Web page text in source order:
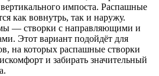
вертикального импоста. Распашные
как вовнутрь, так и наружу.
— створки с направляющими и
Этот вариант подойдёт для
на которых распашные створки
и забирать значительный